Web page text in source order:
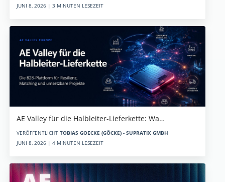
JUNI 8, 2026 | 3 MINUTEN LESEZEIT
AE Valley für die Halbleiter-Lieferkette: Wa…
VERÖFFENTLICHT TOBIAS GOECKE (GÖCKE) - SUPRATIX GMBH
JUNI 8, 2026 | 4 MINUTEN LESEZEIT